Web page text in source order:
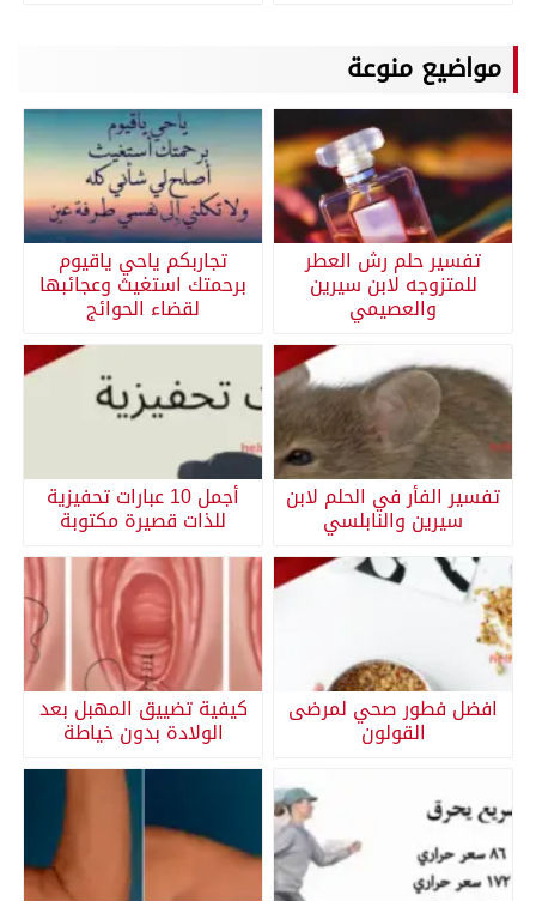
مواضيع منوعة
تفسير حلم رش العطر
للمتزوجه لابن سيرين
والعصيمي
تجاربكم ياحي ياقيوم
برحمتك استغيث وعجائبها
لقضاء الحوائج
تفسير الفأر في الحلم لابن
سيرين والنابلسي
أجمل 10 عبارات تحفيزية
للذات قصيرة مكتوبة
افضل فطور صحي لمرضى
القولون
كيفية تضييق المهبل بعد
الولادة بدون خياطة